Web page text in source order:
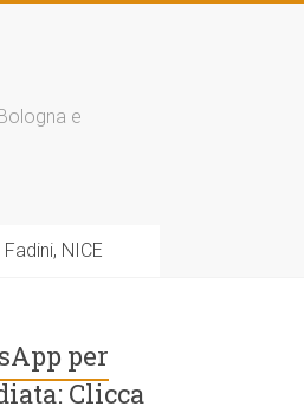
e
NICE
per
Clicca